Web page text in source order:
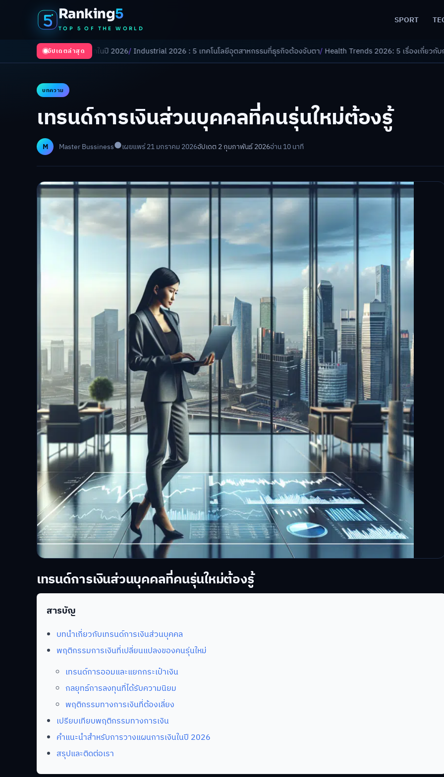
Ranking5
TOP 5 OF THE WORLD
SPORT
อัปเดตล่าสุด
ลี่ยนโลกในปี 2026/Industrial 2026 : 5 เทคโนโลยีอุตสาหกรรมที่ธุรกิจต้องจับตา/Health Trends 2026: 5 เรื่องเกี่ยวกับการแพทย์ที่ควรรู้/ดอก
บทความ
เทรนด์การเงินส่วนบุคคลที่คนรุ่นใหม่ต้องรู้
M Master Bussiness เผยแพร่ 21 มกราคม 2026อัปเดต 2 กุมภาพันธ์ 2026อ่าน 10 นาที
เทรนด์การเงินส่วนบุคคลที่คนรุ่นใหม่ต้องรู้
สารบัญ
บทนำเกี่ยวกับเทรนด์การเงินส่วนบุคคล
พฤติกรรมการเงินที่เปลี่ยนแปลงของคนรุ่นใหม่
เทรนด์การออมและแยกกระเป๋าเงิน
กลยุทธ์การลงทุนที่ได้รับความนิยม
พฤติกรรมทางการเงินที่ต้องเลี่ยง
เปรียบเทียบพฤติกรรมทางการเงิน
คำแนะนำสำหรับการวางแผนการเงินในปี 2026
สรุปและติดต่อเรา